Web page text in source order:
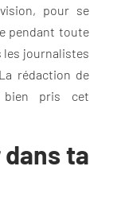
pour se
pendant toute
les journalistes
rédaction de
bien pris cet
dans ta